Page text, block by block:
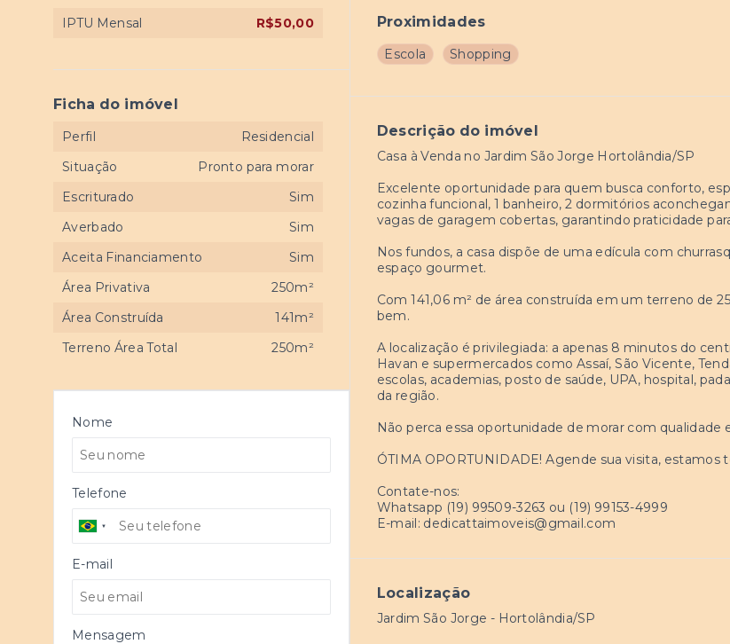
Proximidades
Escola Shopping
Descrição do imóvel
Casa à Venda no Jardim São Jorge Hortolândia/SP
Excelente oportunidade para quem busca conforto,
cozinha funcional, 1 banheiro, 2 dormitórios
vagas de garagem cobertas, garantindo praticidade
Nos fundos, a casa dispõe de uma edícula com
espaço gourmet.
Com 141,06 m² de área construída em um terreno de
bem.
A localização é privilegiada: a apenas 8 minutos do
Havan e supermercados como Assaí, São Vicente,
escolas, academias, posto de saúde, UPA, hospital,
da região.
Não perca essa oportunidade de morar com
ÓTIMA OPORTUNIDADE! Agende sua visita, estamos
Contate-nos:
Whatsapp (19) 99509-3263 ou (19) 99153-4999
E-mail: dedicattaimoveis@gmail.com
Localização
Jardim São Jorge - Hortolândia/SP
IPTU Mensal R$50,00
Ficha do imóvel
Perfil
Residencial
Situação
Pronto para morar
Escriturado
Sim
Averbado
Sim
Aceita Financiamento
Sim
Área Privativa
250m²
Área Construída
141m²
Terreno Área Total
250m²
Nome
Telefone
E-mail
Mensagem